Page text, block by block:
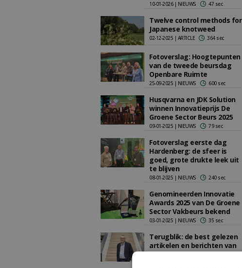
10-01-2026 | NIEUWS 47 sec
Twelve control methods for
Japanese knotweed
02-12-2025 | ARTICLE 364 sec
Fotoverslag: Hoogtepunten
van de tweede beursdag
Openbare Ruimte
25-09-2025 | NIEUWS 600 sec
Husqvarna en JDK Solution
winnen Innovatieprijs De
Groene Sector Beurs 2025
09-01-2025 | NIEUWS 79 sec
Fotoverslag eerste dag
Hardenberg: de sfeer is
goed, grote drukte leek uit
te blijven
08-01-2025 | NIEUWS 240 sec
Genomineerden Innovatie
Awards 2025 van De Groene
Sector Vakbeurs bekend
03-01-2025 | NIEUWS 35 sec
Terugblik: de best gelezen
artikelen en berichten van
2024